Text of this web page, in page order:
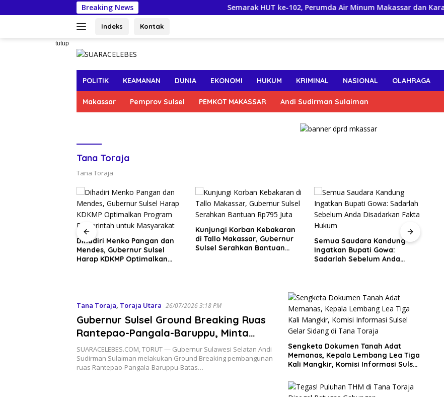
ke
Breaking News Semarak HUT ke-102, Perumda Air Minum Makassar dan Karang
Indeks Kontak
tutup
POLITIK KEAMANAN DUNIA EKONOMI HUKUM KRIMINAL NASIONAL OLAHRAGA
Makassar Pemprov Sulsel PEMKOT MAKASSAR Andi Sudirman Sulaiman
Tana Toraja
Tana Toraja
Kunjungi Korban Kebakaran
di Tallo Makassar, Gubernur
Sulsel Serahkan Bantuan
Rp795 Juta
Semua Saudara Kandung
Ingatkan Bupati Gowa:
Pemprov Sulsel Percepat
Proyek MYP, Ruas Jalan
Strategis di Bone, Sidrap,
Tana Toraja Toraja Utara 26/07/2026 3:18 PM
Gubernur Sulsel Ground Breaking Ruas
Rantepao-Pangala-Baruppu, Minta
Dukungan Masyarakat
SUARACELEBES.COM, TORUT — Gubernur Sulawesi Selatan Andi
Sudirman Sulaiman melakukan Ground Breaking pembangunan
ruas Rantepao-Pangala-Baruppu-Batas…
Sengketa Dokumen Tanah Adat
Memanas, Kepala Lembang Lea Tiga
Kali Mangkir, Komisi Informasi Sulsel